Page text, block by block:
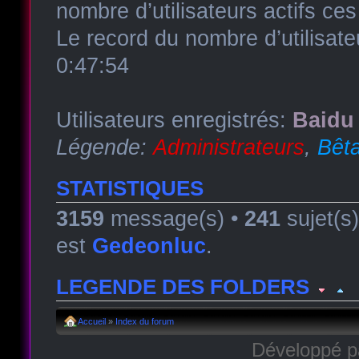
nombre d’utilisateurs actifs
Le record du nombre
0:47:54
Utilisateurs enregistrés:
Légende:Administrateurs,
STATISTIQUES
3159 message(s) • 241
est Gedeonluc.
LEGENDE DES FOLDERS
Forum avec sous-
Accueil » Index du forum
Développé